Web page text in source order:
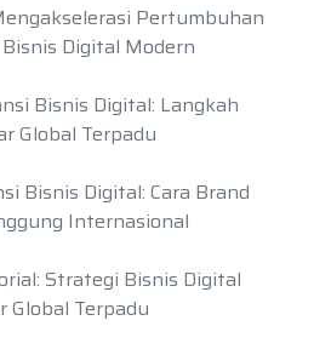
Pertumbuhan
Digital Modern
Bisnis Digital: Langkah
Global Terpadu
Bisnis Digital: Cara Brand
Internasional
Strategi Bisnis Digital
Global Terpadu